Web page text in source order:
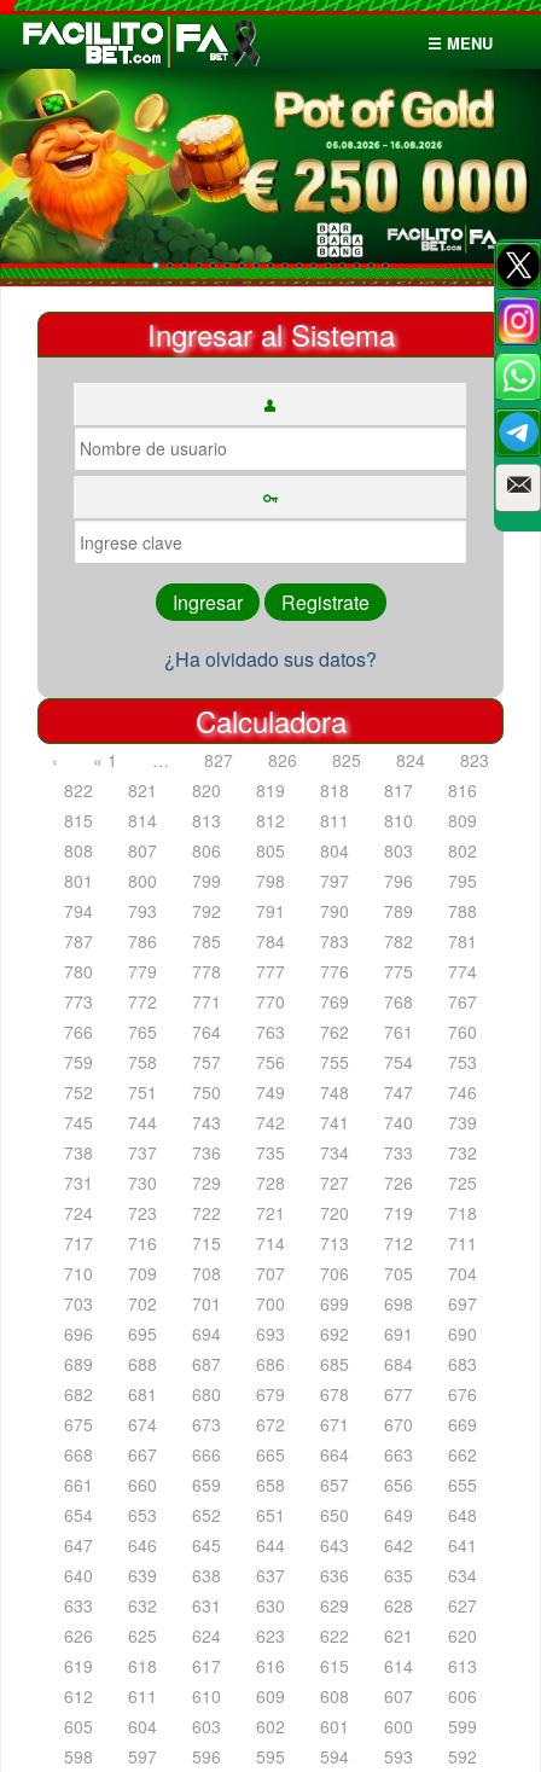
☰ MENU
Inicio
Apuestas
Cuentas
Ingresar al Sistema
¿Ha olvidado sus datos?
Calculadora
‹ « 1 … 827 826 825 824
823
822
821 820 819 818 817
816
815
814 813 812 811 810
809
808
807 806 805 804 803
802
801
800 799 798 797 796
795
794
793 792 791 790 789
788
787
786 785 784 783 782
781
780
779 778 777 776 775
774
773
772 771 770 769 768
767
766
765 764 763 762 761
760
759
758 757 756 755 754
753
752
751 750 749 748 747
746
745
744 743 742 741 740
739
738
737 736 735 734 733
732
731
730 729 728 727 726
725
724
723 722 721 720 719
718
717
716 715 714 713 712
711
710
709 708 707 706 705
704
703
702 701 700 699 698
697
696
695 694 693 692 691
690
689
688 687 686 685 684
683
682
681 680 679 678 677
676
675
674 673 672 671 670
669
668
667 666 665 664 663
662
661
660 659 658 657 656
655
654
653 652 651 650 649
648
647
646 645 644 643 642
641
640
639 638 637 636 635
634
633
632 631 630 629 628
627
626
625 624 623 622 621
620
619
618 617 616 615 614
613
612
611 610 609 608 607
606
605
604 603 602 601 600
599
598
597 596 595 594 593
592